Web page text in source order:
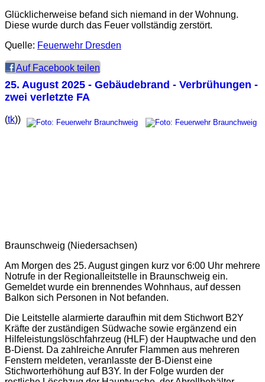
Glücklicherweise befand sich niemand in der Wohnung.
Diese wurde durch das Feuer vollständig zerstört.
Quelle: Feuerwehr Dresden
Auf Facebook teilen
25. August 2025 - Gebäudebrand - Verbrühungen -
zwei verletzte FA
(tk))
Braunschweig (Niedersachsen)
Am Morgen des 25. August gingen kurz vor 6:00 Uhr mehrere
Notrufe in der Regionalleitstelle in Braunschweig ein.
Gemeldet wurde ein brennendes Wohnhaus, auf dessen
Balkon sich Personen in Not befanden.
Die Leitstelle alarmierte daraufhin mit dem Stichwort B2Y
Kräfte der zuständigen Südwache sowie ergänzend ein
Hilfeleistungslöschfahrzeug (HLF) der Hauptwache und den
B-Dienst. Da zahlreiche Anrufer Flammen aus mehreren
Fenstern meldeten, veranlasste der B-Dienst eine
Stichworterhöhung auf B3Y. In der Folge wurden der